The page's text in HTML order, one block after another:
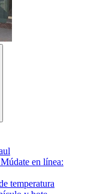
Múdate en línea:
temperatura